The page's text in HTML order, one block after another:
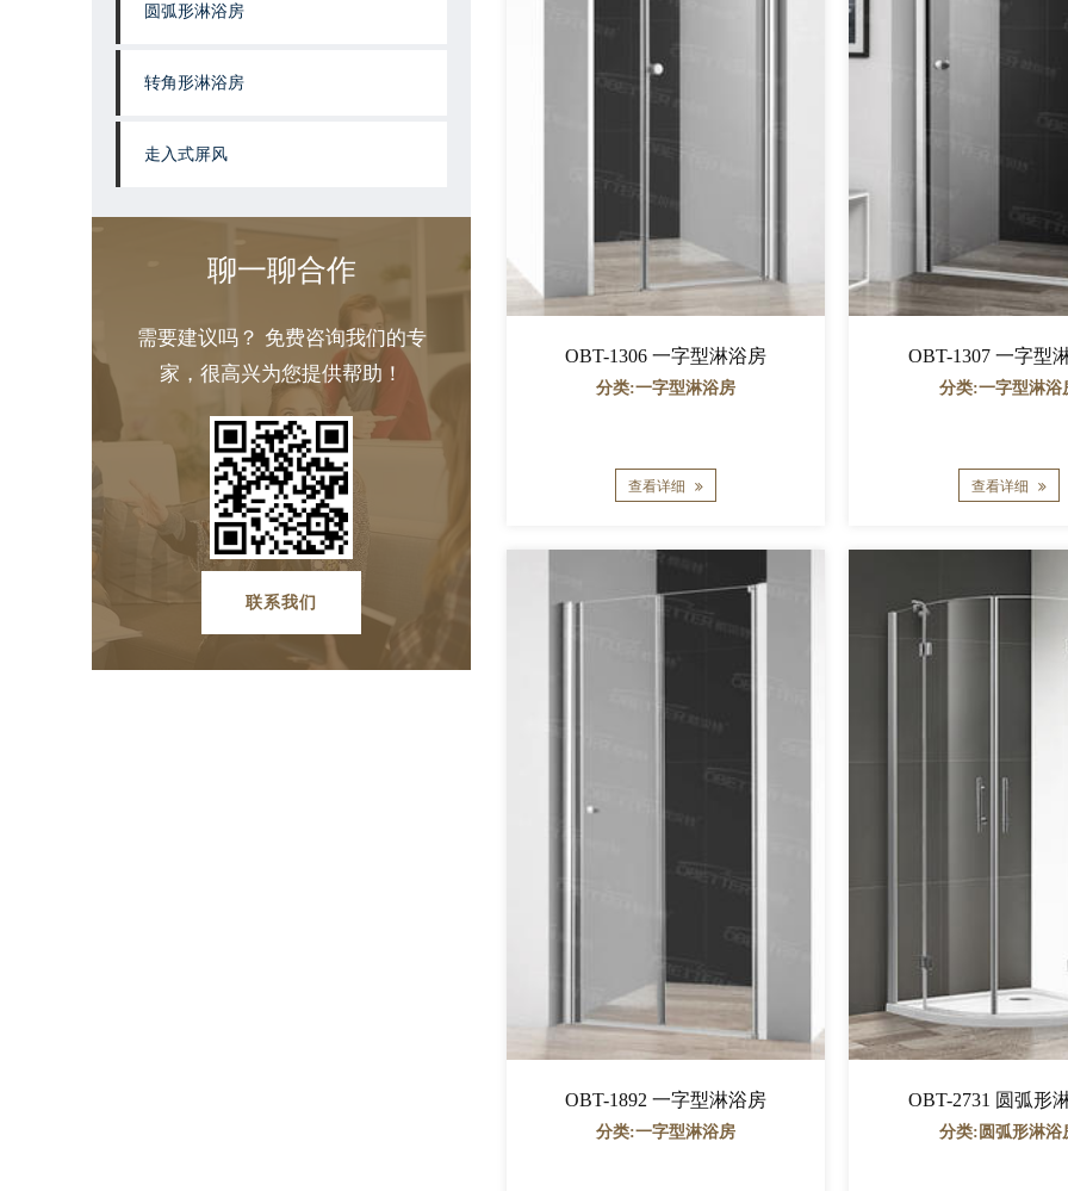
圆弧形淋浴房
转角形淋浴房
走入式屏风
聊一聊合作
需要建议吗？ 免费咨询我们的专
家，很高兴为您提供帮助！
联系我们
OBT-1306 一字型淋浴房
分类:一字型淋浴房
查看详细
OBT-1307 一字型
分类:一字型淋浴
查看详细
OBT-1892 一字型淋浴房
分类:一字型淋浴房
OBT-2731 圆弧形
分类:圆弧形淋浴